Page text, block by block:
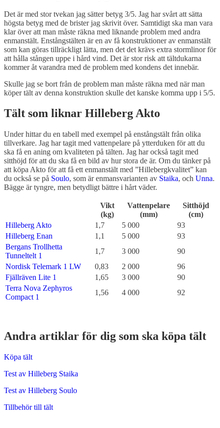
Det är med stor tvekan jag sätter betyg 3/5. Jag har svårt att sätta
högsta betyg med de brister jag skrivit över. Samtidigt ska man vara
klar över att man måste räkna med liknande problem med andra
enmanstält. Enstångstälten är en av få konstruktioner av enmanstält
som kan göras tillräckligt lätta, men det det krävs extra stormlinor för
att hålla stången uppe i hård vind. Det är stor risk att tältdukarna
kommer åt varandra med de problem med kondens det innebär.
Skulle jag se bort från de problem man måste räkna med när man
köper tält av denna konstruktion skulle det kanske komma upp i 5/5.
Tält som liknar Hilleberg Akto
Under hittar du en tabell med exempel på enstångstält från olika
tillverkare. Jag har tagit med vattenpelare på ytterduken för att du
ska få en aning om kvaliteten på tälten. Jag har också tagit med
sitthöjd för att du ska få en bild av hur stora de är. Om du tänker på
att köpa Akto för att få ett enmanstält med ”Hillebergkvalitet” kan
du också se på Soulo, som är enmansvarianten av Staika, och Unna.
Bägge är tyngre, men betydligt bättre i hårt väder.
Vikt
(kg)
Vattenpelare
(mm)
Sitthöjd
(cm)
Hilleberg Akto
1,7 5 000
93
Hilleberg Enan
1,1 5 000
93
Bergans Trollhetta
Tunneltelt 1
1,7 3 000
90
Nordisk Telemark 1 LW
0,83 2 000
96
Fjällräven Lite 1
1,65 3 000
90
Terra Nova Zephyros
Compact 1
1,56 4 000 92
Andra artiklar för dig som ska köpa tält
Köpa tält
Test av Hilleberg Staika
Test av Hilleberg Soulo
Tillbehör till tält